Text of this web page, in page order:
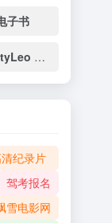
子书
SaltyLeo 的书架
纪录片
驾考报名
雪电影网